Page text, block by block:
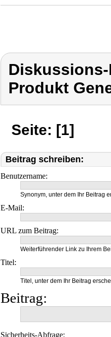
Produkt
Seite: [1]
Beitrag schreiben:
Benutzername:
Synonym, unter dem Ihr Beitrag
E-Mail:
URL zum Beitrag:
Weiterführender Link zu Ihrem
Titel:
Titel, unter dem Ihr Beitrag
Beitrag:
Sicherheits-Abfrage: